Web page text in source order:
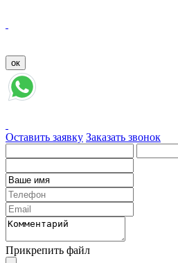
Оставить заявку Заказать звонок
Прикрепить файл